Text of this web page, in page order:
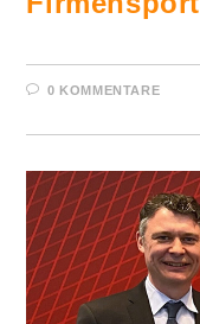
0 KOMMENTARE